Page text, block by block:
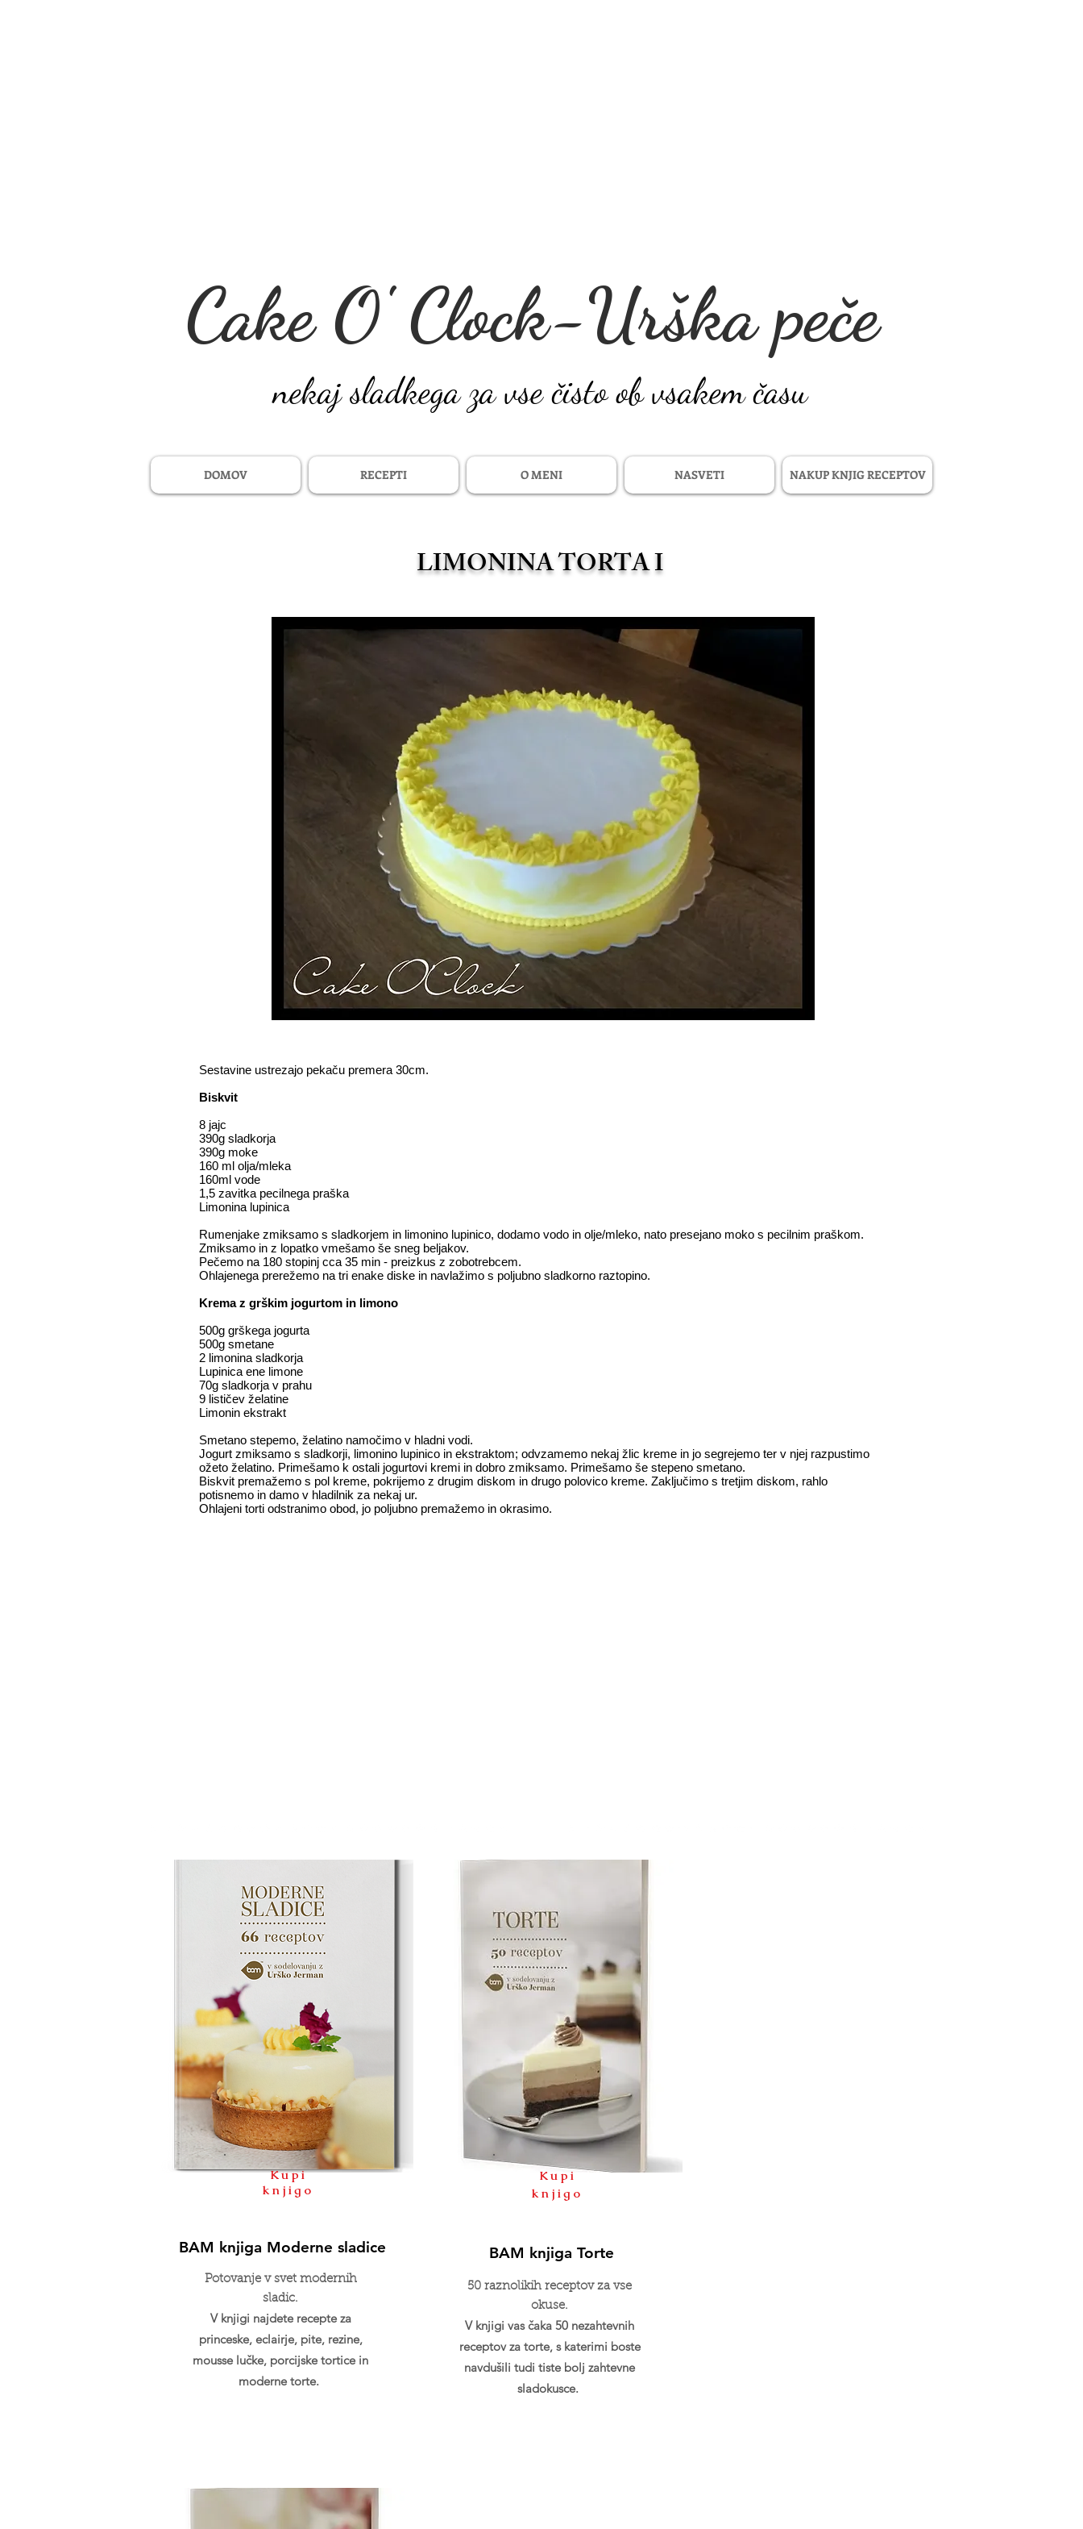
Cake O' Clock-Urška peče
nekaj sladkega za vse čisto ob vsakem času
DOMOV RECEPTI O MENI NASVETI NAKUP KNJIG RECEPTOV
LIMONINA TORTA I
Sestavine ustrezajo pekaču premera 30cm.
Biskvit
8 jajc
390g sladkorja
390g moke
160 ml olja/mleka
160ml vode
1,5 zavitka pecilnega praška
Limonina lupinica
Rumenjake zmiksamo s sladkorjem in limonino lupinico, dodamo vodo in olje/mleko, nato presejano moko s pecilnim praškom.
Zmiksamo in z lopatko vmešamo še sneg beljakov.
Pečemo na 180 stopinj cca 35 min - preizkus z zobotrebcem.
Ohlajenega prerežemo na tri enake diske in navlažimo s poljubno sladkorno raztopino.
Krema z grškim jogurtom in limono
500g grškega jogurta
500g smetane
2 limonina sladkorja
Lupinica ene limone
70g sladkorja v prahu
9 lističev želatine
Limonin ekstrakt
Smetano stepemo, želatino namočimo v hladni vodi.
Jogurt zmiksamo s sladkorji, limonino lupinico in ekstraktom; odvzamemo nekaj žlic kreme in jo segrejemo ter v njej razpustimo
ožeto želatino. Primešamo k ostali jogurtovi kremi in dobro zmiksamo. Primešamo še stepeno smetano.
Biskvit premažemo s pol kreme, pokrijemo z drugim diskom in drugo polovico kreme. Zaključimo s tretjim diskom, rahlo
potisnemo in damo v hladilnik za nekaj ur.
Ohlajeni torti odstranimo obod, jo poljubno premažemo in okrasimo.
Kupi
knjigo
BAM knjiga Moderne sladice
Potovanje v svet modernih
sladic.
V knjigi najdete recepte za
princeske, eclairje, pite, rezine,
mousse lučke, porcijske tortice in
moderne torte.
Kupi
knjigo
BAM knjiga Torte
50 raznolikih receptov za vse
okuse.
V knjigi vas čaka 50 nezahtevnih
receptov za torte, s katerimi boste
navdušili tudi tiste bolj zahtevne
sladokusce.